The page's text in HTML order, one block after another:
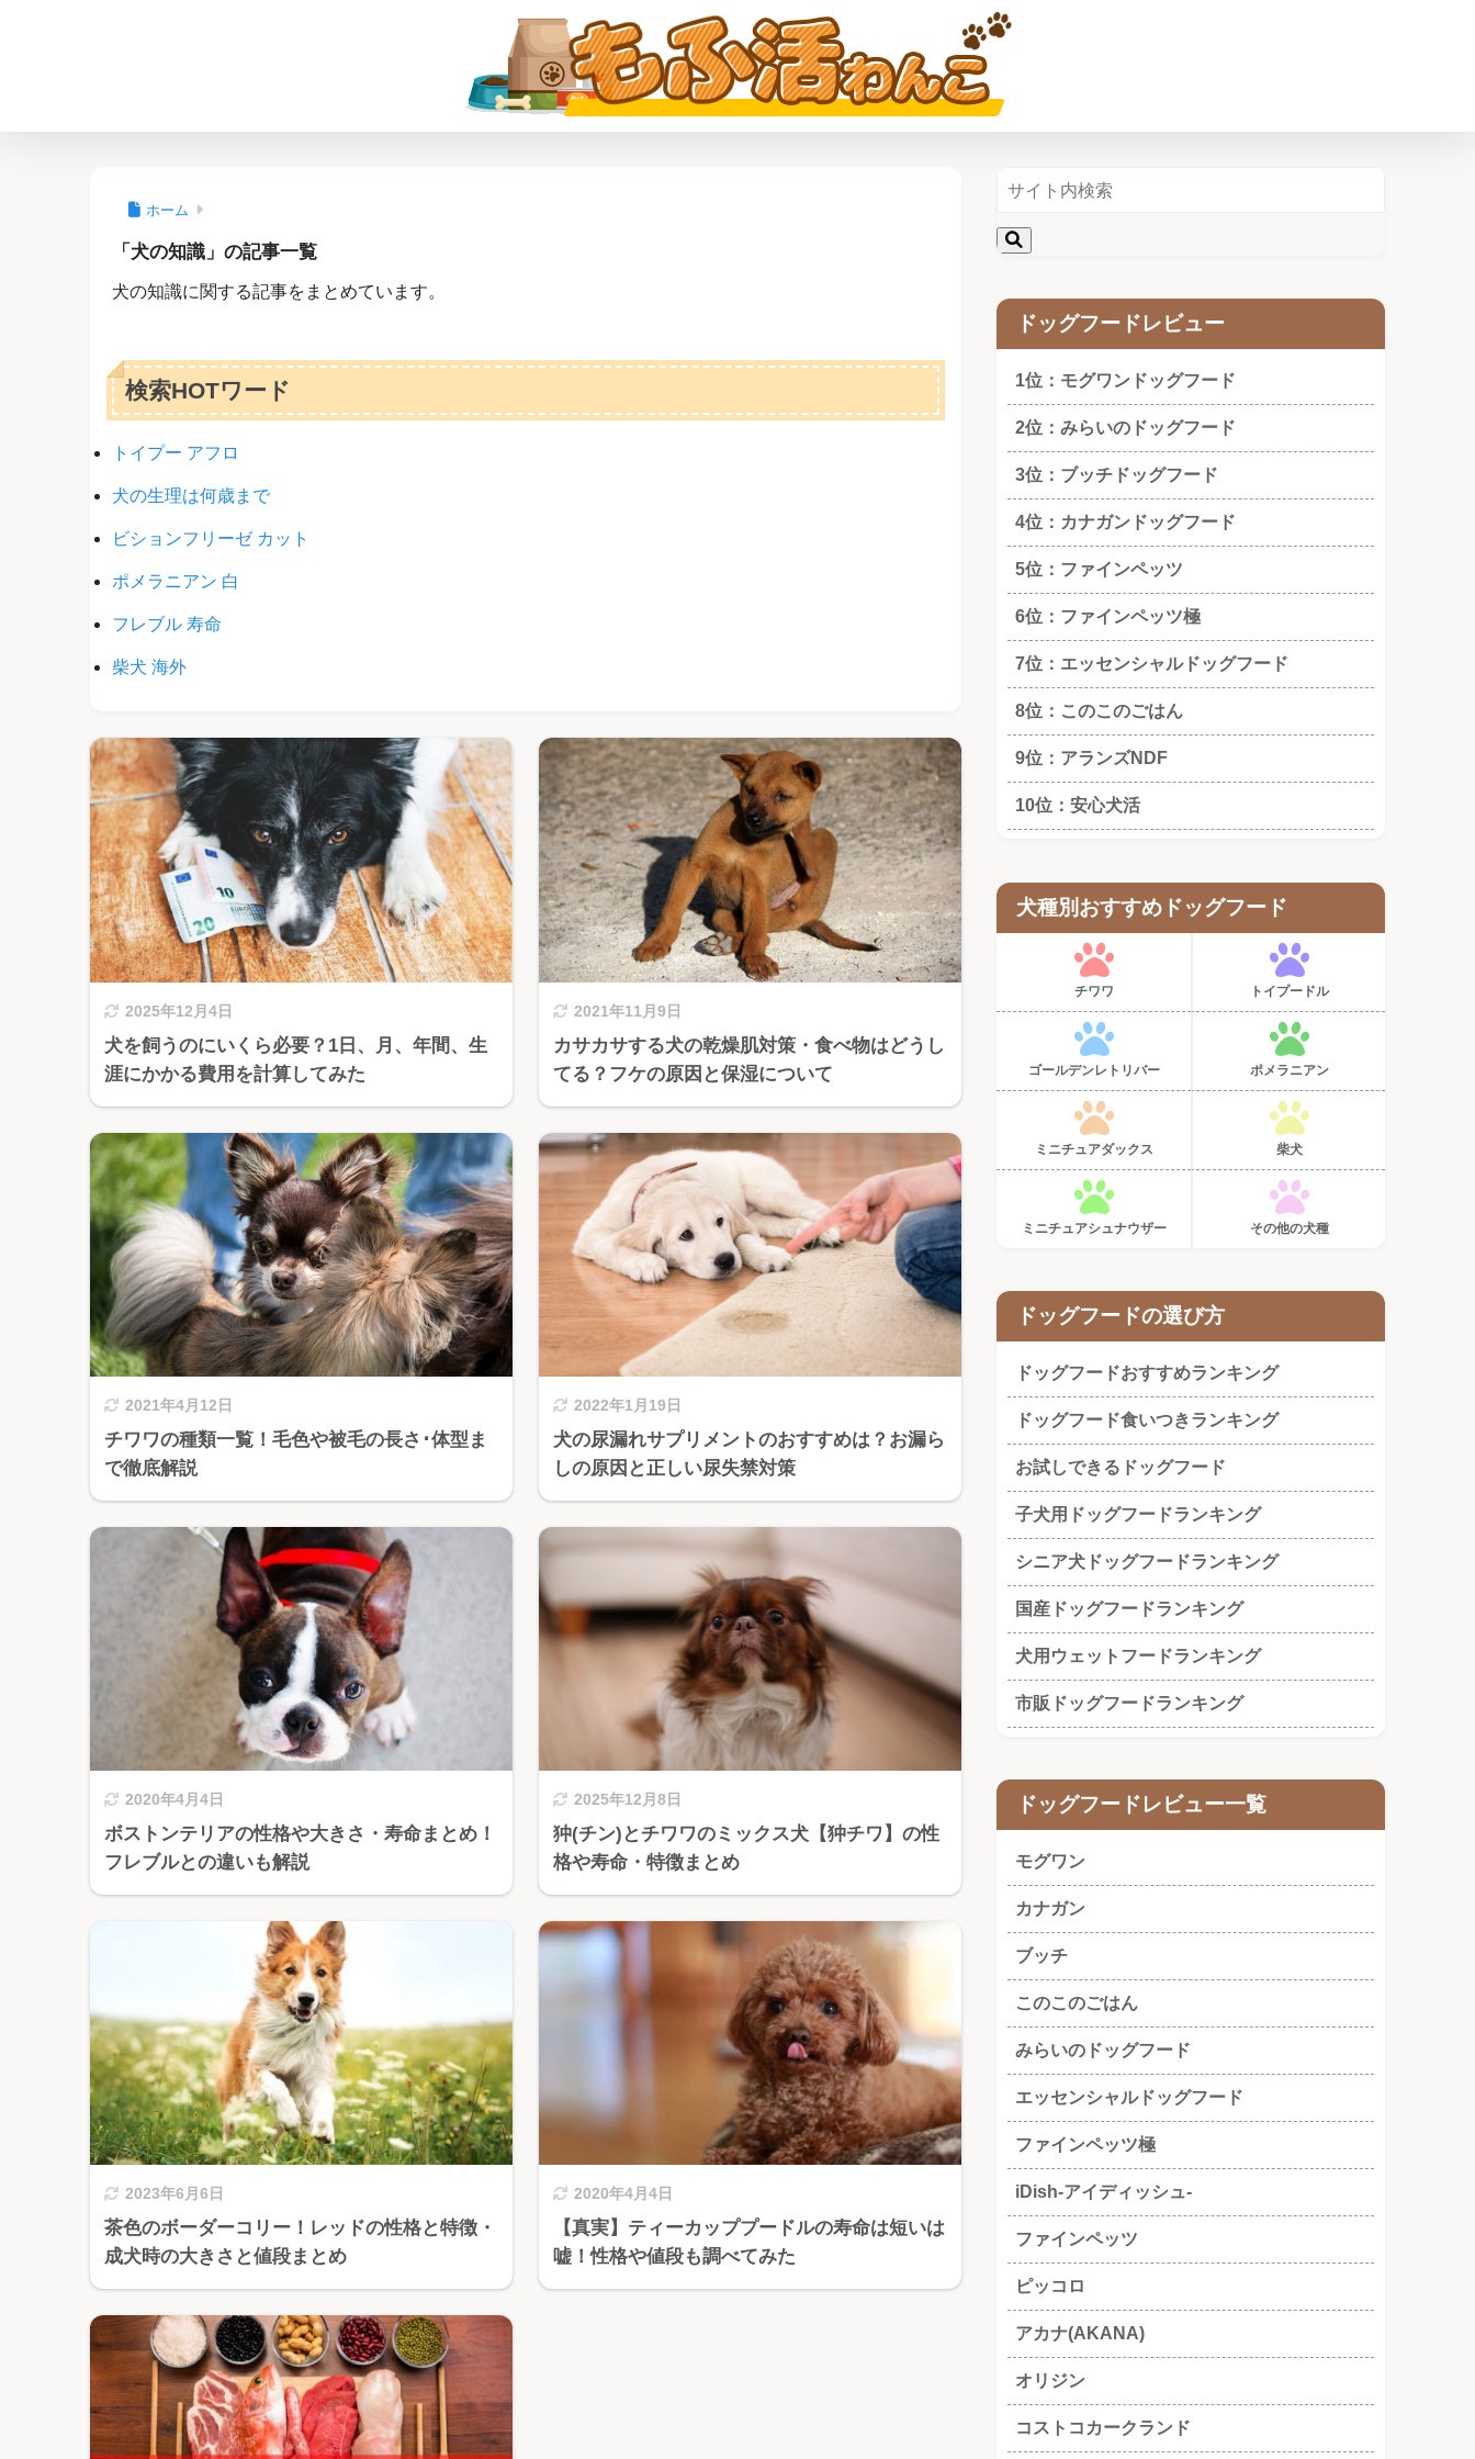
ホーム
「犬の知識」の記事一覧
犬の知識に関する記事をまとめています。
検索HOTワード
トイプー アフロ
犬の生理は何歳まで
ビションフリーゼ カット
ポメラニアン 白
フレブル 寿命
柴犬 海外
2025年12月4日
犬を飼うのにいくら必要？1日、月、年間、生
涯にかかる費用を計算してみた
2021年11月9日
カサカサする犬の乾燥肌対策・食べ物はどうし
てる？フケの原因と保湿について
2021年4月12日
チワワの種類一覧！毛色や被毛の長さ･体型ま
で徹底解説
2022年1月19日
犬の尿漏れサプリメントのおすすめは？お漏ら
しの原因と正しい尿失禁対策
2020年4月4日
ボストンテリアの性格や大きさ・寿命まとめ！
フレブルとの違いも解説
2025年12月8日
狆(チン)とチワワのミックス犬【狆チワ】の性
格や寿命・特徴まとめ
2023年6月6日
茶色のボーダーコリー！レッドの性格と特徴・
成犬時の大きさと値段まとめ
2020年4月4日
【真実】ティーカッププードルの寿命は短いは
嘘！性格や値段も調べてみた
ドッグフードレビュー
1位：モグワンドッグフード
2位：みらいのドッグフード
3位：ブッチドッグフード
4位：カナガンドッグフード
5位：ファインペッツ
6位：ファインペッツ極
7位：エッセンシャルドッグフード
8位：このこのごはん
9位：アランズNDF
10位：安心犬活
犬種別おすすめドッグフード
チワワ トイプードル
ゴールデンレトリバー ポメラニアン
ミニチュアダックス 柴犬
ミニチュアシュナウザー その他の犬種
ドッグフードの選び方
ドッグフードおすすめランキング
ドッグフード食いつきランキング
お試しできるドッグフード
子犬用ドッグフードランキング
シニア犬ドッグフードランキング
国産ドッグフードランキング
犬用ウェットフードランキング
市販ドッグフードランキング
ドッグフードレビュー一覧
モグワン
カナガン
ブッチ
このこのごはん
みらいのドッグフード
エッセンシャルドッグフード
ファインペッツ極
iDish-アイディッシュ-
ファインペッツ
ピッコロ
アカナ(AKANA)
オリジン
コストコカークランド